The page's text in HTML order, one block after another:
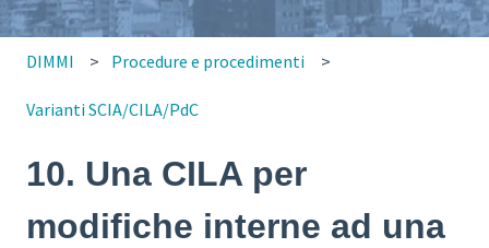
DIMMI Procedure e procedimenti
Varianti SCIA/CILA/PdC
10. Una CILA per
modifiche interne ad una